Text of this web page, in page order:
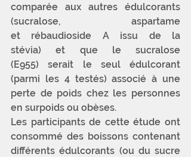
comparée aux autres édulcorants
(sucralose, aspartame
et rébaudioside A issu de la
stévia) et que le sucralose
(E955) serait le seul édulcorant
(parmi les 4 testés) associé à une
perte de poids chez les personnes
en surpoids ou obèses.
Les participants de cette étude ont
consommé des boissons contenant
différents édulcorants (ou du sucre